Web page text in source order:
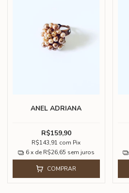
ANEL ADRIANA
R$159,90
R$143,91 com Pix
6 x de R$26,65 sem juros
COMPRAR